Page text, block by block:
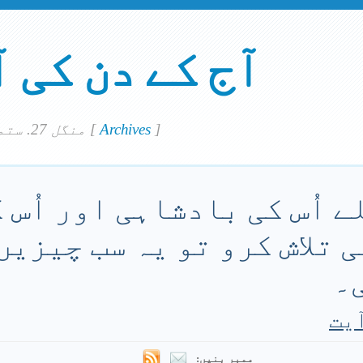
آج کے دن کی
[Archives ]
اُس کی بادشاہی اور اُس
تلاش کرو تو یہ سب
ممبر بنیں: